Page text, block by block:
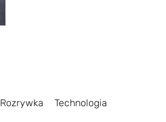
Rozrywka Technologia